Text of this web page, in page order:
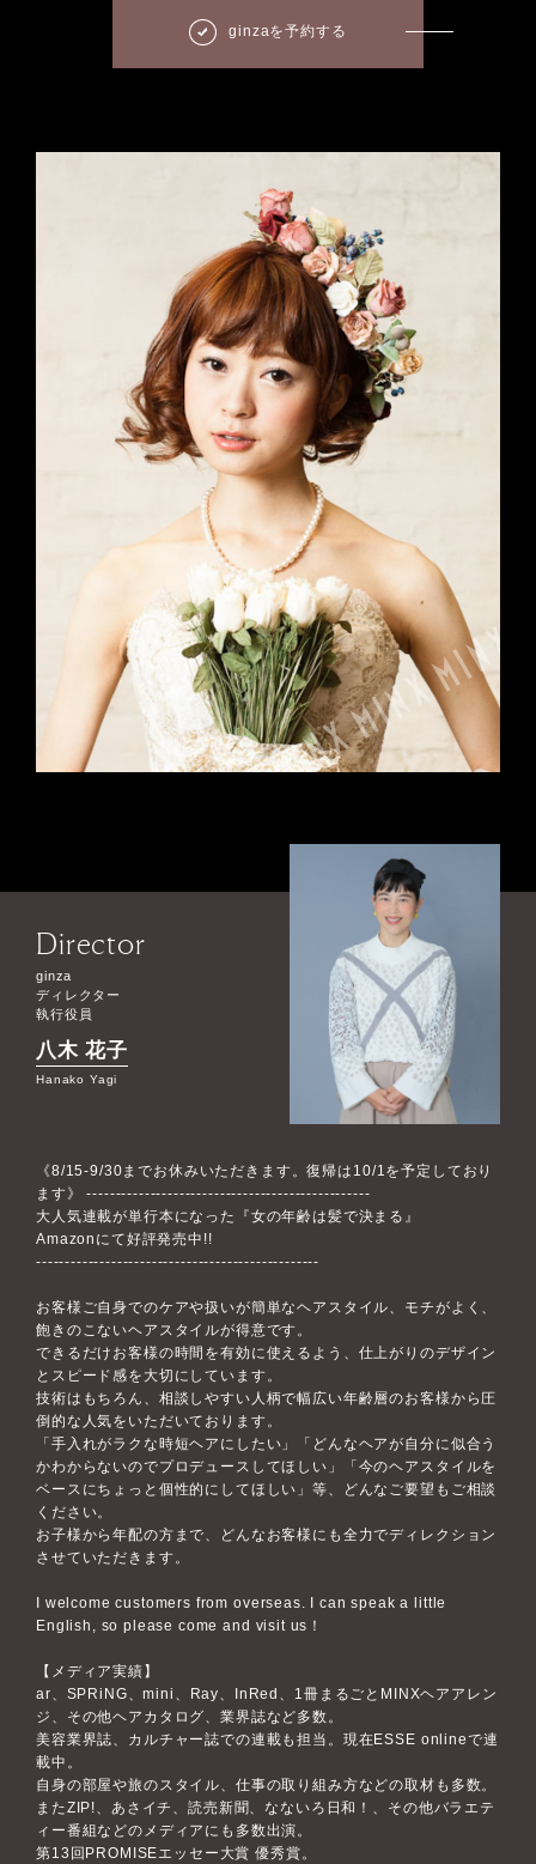
ginzaを予約する
Director
ginza
ディレクター
執行役員
八木 花子
Hanako Yagi
《8/15-9/30までお休みいただきます。復帰は10/1を予定しており
ます》 -------------------------------------------------
大人気連載が単行本になった『女の年齢は髪で決まる』
Amazonにて好評発売中!!
-------------------------------------------------
お客様ご自身でのケアや扱いが簡単なヘアスタイル、モチがよく、
飽きのこないヘアスタイルが得意です。
できるだけお客様の時間を有効に使えるよう、仕上がりのデザイン
とスピード感を大切にしています。
技術はもちろん、相談しやすい人柄で幅広い年齢層のお客様から圧
倒的な人気をいただいております。
「手入れがラクな時短ヘアにしたい」「どんなヘアが自分に似合う
かわからないのでプロデュースしてほしい」「今のヘアスタイルを
ベースにちょっと個性的にしてほしい」等、どんなご要望もご相談
ください。
お子様から年配の方まで、どんなお客様にも全力でディレクション
させていただきます。
I welcome customers from overseas. I can speak a little
English, so please come and visit us！
【メディア実績】
ar、SPRiNG、mini、Ray、InRed、1冊まるごとMINXヘアアレン
ジ、その他ヘアカタログ、業界誌など多数。
美容業界誌、カルチャー誌での連載も担当。現在ESSE onlineで連
載中。
自身の部屋や旅のスタイル、仕事の取り組み方などの取材も多数。
またZIP!、あさイチ、読売新聞、なないろ日和！、その他バラエテ
ィー番組などのメディアにも多数出演。
第13回PROMISEエッセー大賞 優秀賞。